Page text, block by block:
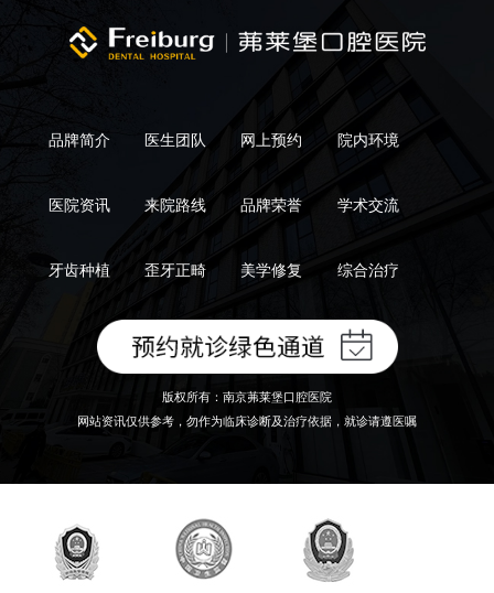
品牌简介 医生团队 网上预约 院内环境
医院资讯 来院路线 品牌荣誉 学术交流
牙齿种植 歪牙正畸 美学修复 综合治疗
版权所有：南京茀莱堡口腔医院
网站资讯仅供参考，勿作为临床诊断及治疗依据，就诊请遵医嘱